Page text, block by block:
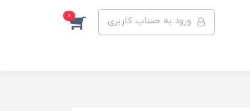
ورود به حساب کاربری 0